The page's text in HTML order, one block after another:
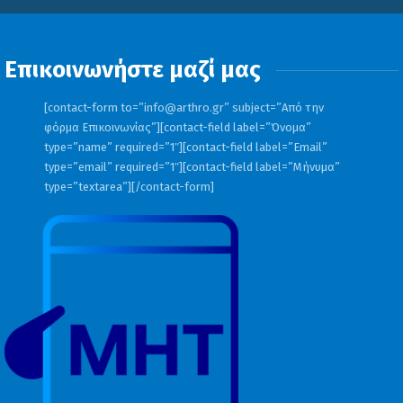
Από την πλευρά του,ο υπουργός
Περιβάλλοντος και Ενέργειας Σταύρος
νομοθετική ρύθμιση για τους οικισμούς
στη χώρα κάτω από 2.000 κατοίκους, η
οποία θα κατατεθεί αργότερα στη Βουλή
Επικοινωνήστε μαζί μας
[contact-form to=”info@arthro.gr” subject=”Από την
φόρμα Επικοινωνίας”][contact-field label=”Όνομα”
type=”name” required=”1″][contact-field label=”Email”
type=”email” required=”1″][contact-field label=”Μήνυμα”
type=”textarea”][/contact-form]